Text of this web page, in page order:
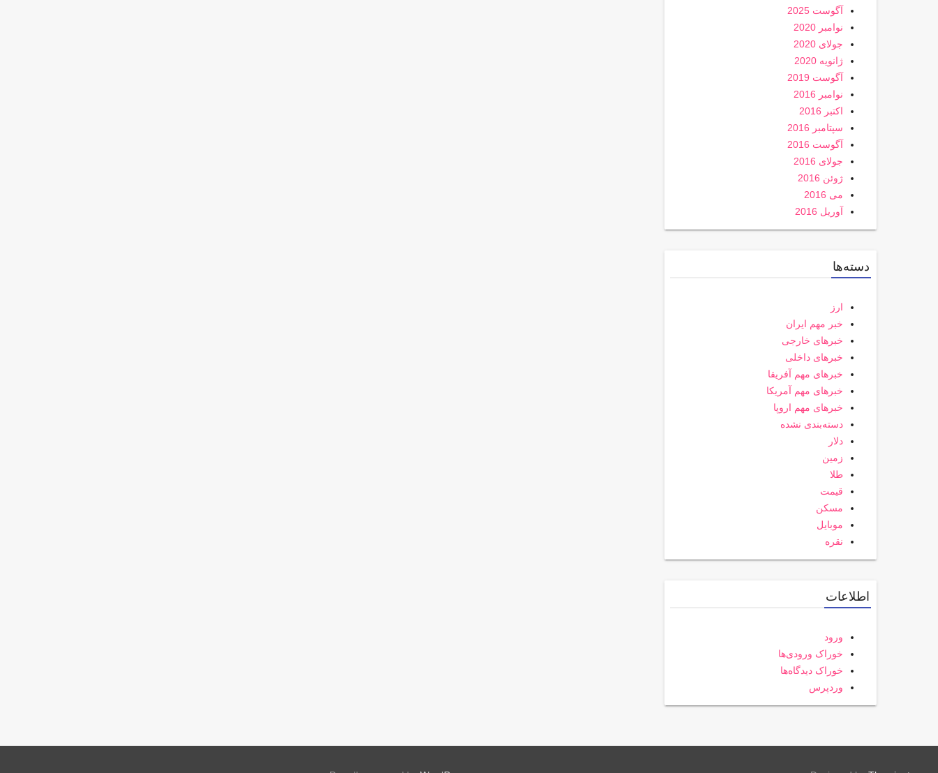
آگوست 2025
نوامبر 2020
جولای 2020
ژانویه 2020
آگوست 2019
نوامبر 2016
اکتبر 2016
سپتامبر 2016
آگوست 2016
جولای 2016
ژوئن 2016
می 2016
آوریل 2016
دسته‌ها
ارز
خبر مهم ایران
خبرهای خارجی
خبرهای داخلی
خبرهای مهم آفریقا
خبرهای مهم آمریکا
خبرهای مهم اروپا
دسته‌بندی نشده
دلار
زمین
طلا
قیمت
مسکن
موبایل
نقره
اطلاعات
ورود
خوراک ورودی‌ها
خوراک دیدگاه‌ها
وردپرس